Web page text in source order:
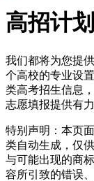
高招计划
我们都将为您提
个高校的专业设
类高考招生信息
志愿填报提供有力
特别声明：本页
类自动生成，仅
与可能出现的商
容所引致的错误